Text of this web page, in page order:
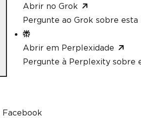
Abrir no Grok
Pergunte ao Grok sobre esta
Abrir em Perplexidade
Pergunte à Perplexity sobre